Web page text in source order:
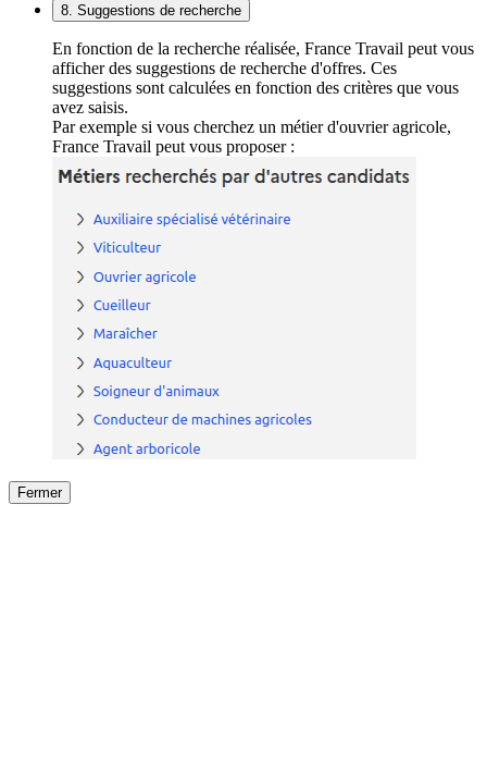
8. Suggestions de recherche
En fonction de la recherche réalisée, France Travail peut vous
afficher des suggestions de recherche d'offres. Ces
suggestions sont calculées en fonction des critères que vous
avez saisis.
Par exemple si vous cherchez un métier d'ouvrier agricole,
France Travail peut vous proposer :
Fermer